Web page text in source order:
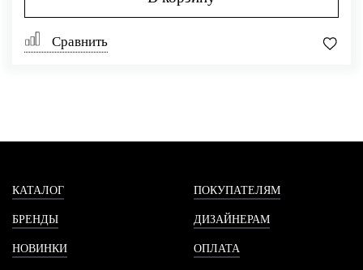
Сравнить
КАТАЛОГ
БРЕНДЫ
НОВИНКИ
ПОКУПАТЕЛЯМ
ДИЗАЙНЕРАМ
ОПЛАТА